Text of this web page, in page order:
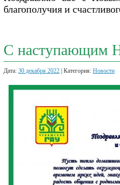
благополучия и
С наступающим
Дата: 30 декабря 2022 | Категория: Новости